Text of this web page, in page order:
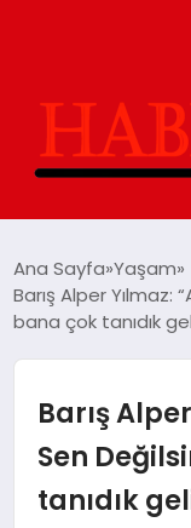
YAŞAM
GÜNCEL
TEKNOLOJI
Ana Sayfa Yaşam
Barış Alper Yılmaz:
bana çok tanıdık
Barış
Sen
tanıdık